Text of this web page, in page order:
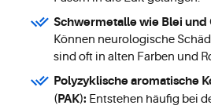
Schwermetalle wie Blei und
Können neurologische
sind oft in alten Farben und
Polyzyklische aromatische
(PAK): Entstehen häufig bei